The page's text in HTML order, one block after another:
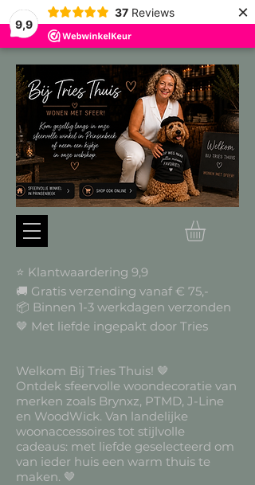
9,9
37 Reviews ×
⭐ Klantwaardering 9,9
🚚 Gratis verzending vanaf € 75,-
📦 Binnen 1-3 werkdagen verzonden
🤎 Met liefde ingepakt door Tries
Welkom Bij Tries Thuis! 🤎
Ontdek sfeervolle woondecoratie van
merken zoals Brynxz, PTMD, J-Line
en WoodWick. Van landelijke
woonaccessoires tot stijlvolle
cadeaus: met liefde geselecteerd om
van ieder huis een warm thuis te
maken. 🤎